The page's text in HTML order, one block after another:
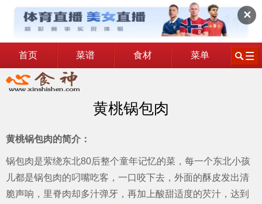
✕
首页 菜谱 食材 菜单
黄桃锅包肉
黄桃锅包肉的简介：
锅包肉是萦绕东北80后整个童年记忆的菜，每一个东北小孩
儿都是锅包肉的叼嘴吃客，一口咬下去，外面的酥皮发出清
脆声响，里脊肉却多汁弹牙，再加上酸甜适度的芡汁，达到